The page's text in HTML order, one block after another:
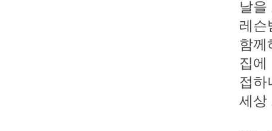
날을
레슨
함께
집에
접하
세상